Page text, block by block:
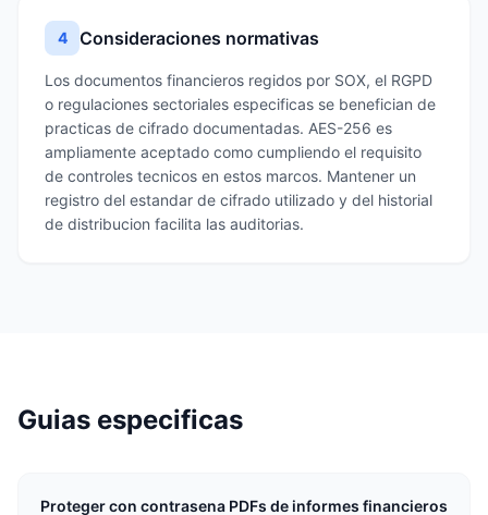
4 Consideraciones normativas
Los documentos financieros regidos por SOX, el RGPD
o regulaciones sectoriales especificas se benefician de
practicas de cifrado documentadas. AES-256 es
ampliamente aceptado como cumpliendo el requisito
de controles tecnicos en estos marcos. Mantener un
registro del estandar de cifrado utilizado y del historial
de distribucion facilita las auditorias.
Guias especificas
Proteger con contrasena PDFs de informes financieros